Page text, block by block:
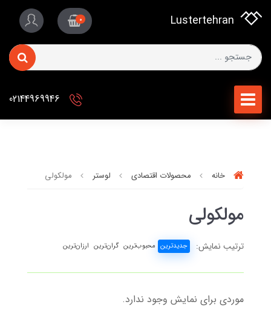
Lustertehran
0
خانه محصولات اقتصادی لوستر مولکولی
مولکولی
ترتیب نمایش: جدیدترین محبوب‌ترین گران‌ترین ارزان‌ترین
موردی برای نمایش وجود ندارد.